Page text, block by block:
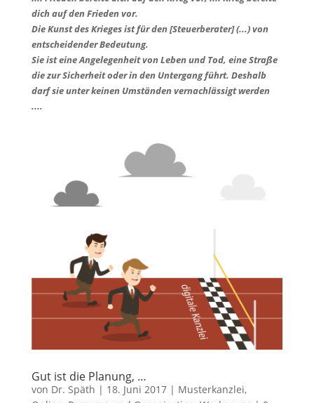
dich auf den Frieden vor.
Die Kunst des Krieges ist für den [Steuerberater] (...) von
entscheidender Bedeutung.
Sie ist eine Angelegenheit von Leben und Tod, eine Straße
die zur Sicherheit oder in den Untergang führt. Deshalb
darf sie unter keinen Umständen vernachlässigt werden
....
Gut ist die Planung, …
von Dr. Späth | 18. Juni 2017| Musterkanzlei,